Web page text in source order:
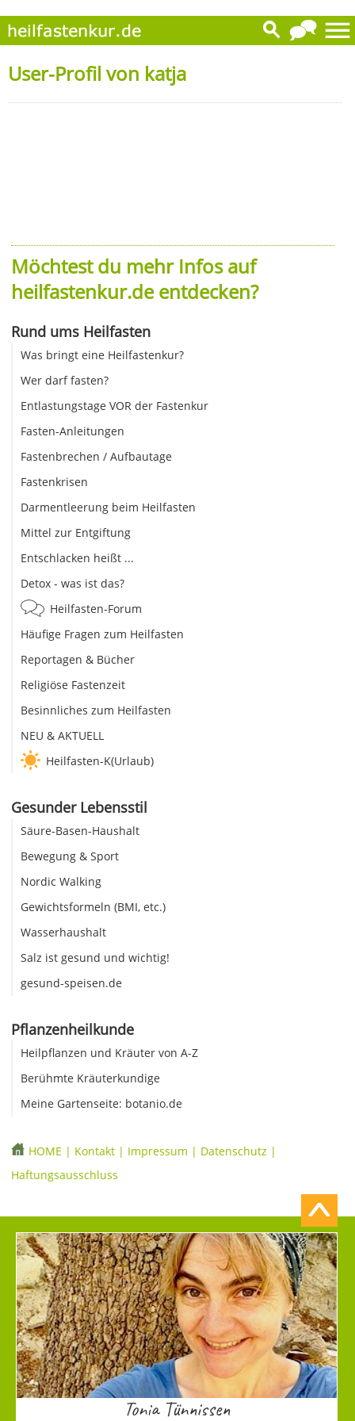
User-Profil von katja
Möchtest du mehr Infos auf
heilfastenkur.de entdecken?
Rund ums Heilfasten
Was bringt eine Heilfastenkur?
Wer darf fasten?
Entlastungstage VOR der Fastenkur
Fasten-Anleitungen
Fastenbrechen / Aufbautage
Fastenkrisen
Darmentleerung beim Heilfasten
Mittel zur Entgiftung
Entschlacken heißt ...
Detox - was ist das?
Heilfasten-Forum
Häufige Fragen zum Heilfasten
Reportagen & Bücher
Religiöse Fastenzeit
Besinnliches zum Heilfasten
NEU & AKTUELL
Heilfasten-K(Urlaub)
Gesunder Lebensstil
Säure-Basen-Haushalt
Bewegung & Sport
Nordic Walking
Gewichtsformeln (BMI, etc.)
Wasserhaushalt
Salz ist gesund und wichtig!
gesund-speisen.de
Pflanzenheilkunde
Heilpflanzen und Kräuter von A-Z
Berühmte Kräuterkundige
Meine Gartenseite: botanio.de
HOME | Kontakt | Impressum | Datenschutz |
Haftungsausschluss
Tonia Tünnissen